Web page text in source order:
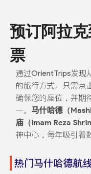
预订阿拉
票
通过OrientTrips发现
的旅行方式。只需点
确保您的座位，并期
一。 马什哈德（
庙（Imam Reza
神中心，每年吸引着
热门马什哈德航